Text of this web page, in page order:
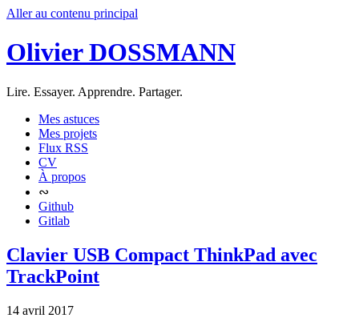
Aller au contenu principal
Olivier DOSSMANN
Lire. Essayer. Apprendre. Partager.
Mes astuces
Mes projets
Flux RSS
CV
À propos
∾
Github
Gitlab
Clavier USB Compact ThinkPad avec
TrackPoint
14 avril 2017